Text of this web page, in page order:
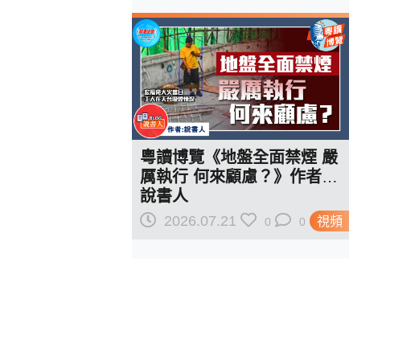
視頻
粵讀博覽《地盤全面禁煙 嚴
厲執行 何來顧慮？》作者︰
說書人
2026.07.21 0 0